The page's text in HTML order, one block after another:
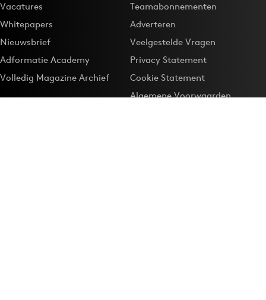
Vacatures
Whitepapers
Nieuwsbrief
Adformatie Academy
Volledig Magazine Archief
Teamabonnementen
Adverteren
Veelgestelde Vragen
Privacy Statement
Cookie Statement
Algemene Voorwaarden